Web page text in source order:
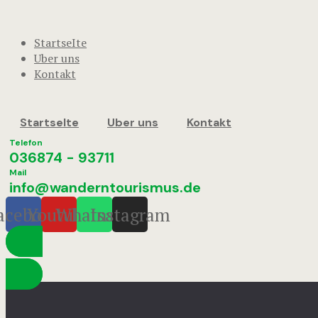
StartseIte
Uber uns
Kontakt
StartseIte Uber uns Kontakt
Telefon
036874 - 93711
Mail
info@wanderntourismus.de
Youtube
Whatsapp
Instagram